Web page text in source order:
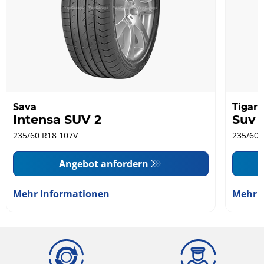
Sava
Intensa SUV 2
235/60 R18 107V
Angebot anfordern
Mehr Informationen
Tigar
Suv
235/60
Mehr